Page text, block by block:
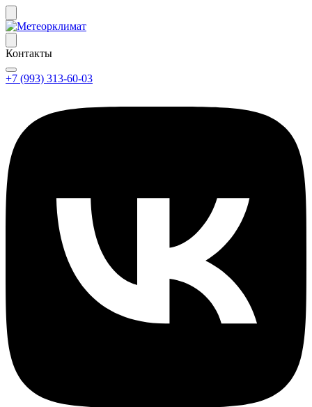
Контакты
+7 (993) 313-60-03